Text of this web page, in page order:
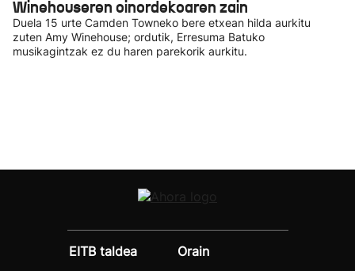
Winehouseren oinordekoaren zain
Duela 15 urte Camden Towneko bere etxean hilda aurkitu
zuten Amy Winehouse; ordutik, Erresuma Batuko
musikagintzak ez du haren parekorik aurkitu.
EITB taldea
Orain